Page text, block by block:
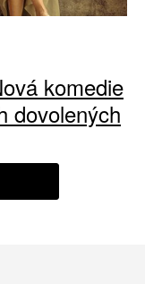
komedie
dovolených